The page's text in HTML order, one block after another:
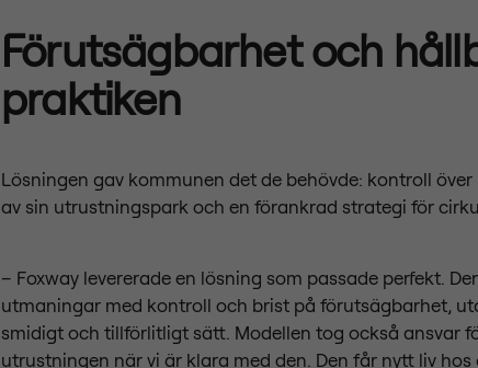
Förutsägbarhet och
praktiken
Lösningen gav kommunen det de behövde: kontroll
av sin utrustningspark och en förankrad strategi för
– Foxway levererade en lösning som passade perfekt.
utmaningar med kontroll och brist på förutsägbarhet,
smidigt och tillförlitligt sätt. Modellen tog också ansvar
utrustningen när vi är klara med den. Den får nytt liv